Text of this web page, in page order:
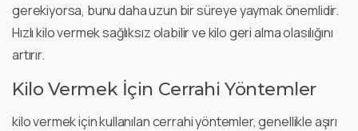
gerekiyorsa, bunu daha uzun bir süreye yaymak önemlidir.
Hızlı kilo vermek sağlıksız olabilir ve kilo geri alma olasılığını
artırır.
Kilo Vermek İçin Cerrahi Yöntemler
kilo vermek için kullanılan cerrahi yöntemler, genellikle aşırı